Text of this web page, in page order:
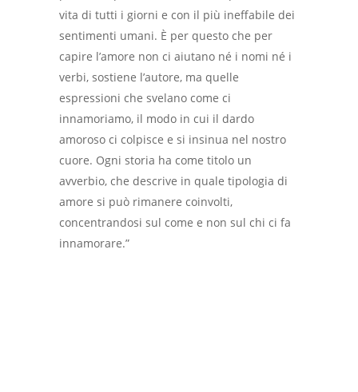
vita di tutti i giorni e con il più ineffabile dei
sentimenti umani. È per questo che per
capire l’amore non ci aiutano né i nomi né i
verbi, sostiene l’autore, ma quelle
espressioni che svelano come ci
innamoriamo, il modo in cui il dardo
amoroso ci colpisce e si insinua nel nostro
cuore. Ogni storia ha come titolo un
avverbio, che descrive in quale tipologia di
amore si può rimanere coinvolti,
concentrandosi sul come e non sul chi ci fa
innamorare.”